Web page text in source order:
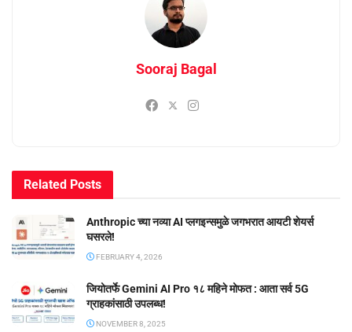
Sooraj Bagal
Related Posts
Anthropic च्या नव्या AI प्लगइन्समुळे जगभरात आयटी शेयर्स
घसरले!
FEBRUARY 4, 2026
जियोतर्फे Gemini AI Pro १८ महिने मोफत : आता सर्व 5G
ग्राहकांसाठी उपलब्ध!
NOVEMBER 8, 2025